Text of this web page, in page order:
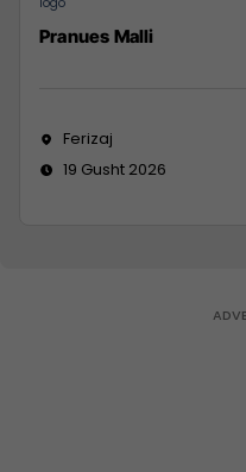
Pranues Malli
Ferizaj
19 Gusht 2026